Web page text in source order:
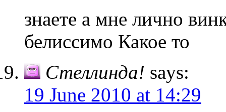
знаете а мне лично
белиссимо Какое то
Стеллинда! says:
19 June 2010 at 14:29